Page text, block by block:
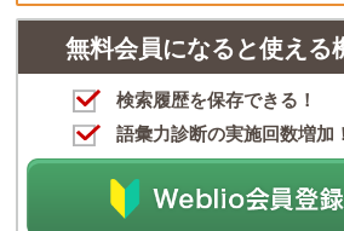
無料会員になると使える
検索履歴を保存できる！
語彙力診断の実施回数増加！